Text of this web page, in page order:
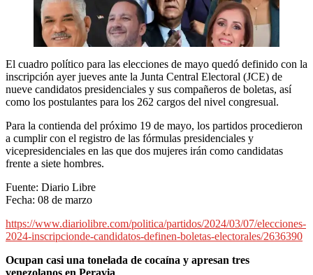
El cuadro político para las elecciones de mayo quedó definido con la
inscripción ayer jueves ante la Junta Central Electoral (JCE) de
nueve candidatos presidenciales y sus compañeros de boletas, así
como los postulantes para los 262 cargos del nivel congresual.
Para la contienda del próximo 19 de mayo, los partidos procedieron
a cumplir con el registro de las fórmulas presidenciales y
vicepresidenciales en las que dos mujeres irán como candidatas
frente a siete hombres.
Fuente: Diario Libre
Fecha: 08 de marzo
https://www.diariolibre.com/politica/partidos/2024/03/07/elecciones-
2024-inscripcionde-candidatos-definen-boletas-electorales/2636390
Ocupan casi una tonelada de cocaína y apresan tres
venezolanos en Peravia